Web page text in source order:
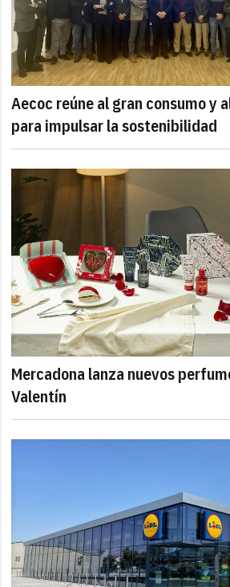
Aecoc reúne al gran consumo y
para impulsar la sostenibilidad
Mercadona lanza nuevos
Valentín